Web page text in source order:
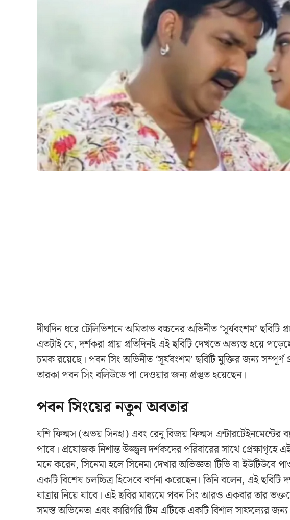
দীর্ঘদিন ধরে টেলিভিশনে অমিতাভ বচ্চনের অভিনীত ‘সূর্যবংশম’
এতটাই যে, দর্শকরা প্রায় প্রতিদিনই এই ছবিটি দেখতে অভ্যস্ত হয়ে
চমক রয়েছে। পবন সিং অভিনীত ‘সূর্যবংশম’ ছবিটি মুক্তির জন্য
তারকা পবন সিং বলিউডে পা দেওয়ার জন্য প্রস্তুত হয়েছেন।
পবন সিংয়ের নতুন অবতার
যশি ফিল্মস (অভয় সিনহা) এবং রেনু বিজয় ফিল্মস এন্টারটেইনমেন্টের
পাবে। প্রযোজক নিশান্ত উজ্জ্বল দর্শকদের পরিবারের সাথে
মনে করেন, সিনেমা হলে সিনেমা দেখার অভিজ্ঞতা টিভি বা ইউটিউবে
একটি বিশেষ চলচ্চিত্র হিসেবে বর্ণনা করেছেন। তিনি বলেন, এই
যাত্রায় নিয়ে যাবে। এই ছবির মাধ্যমে পবন সিং আরও একবার তার
সমস্ত অভিনেতা এবং কারিগরি টিম এটিকে একটি বিশাল সাফল্যের